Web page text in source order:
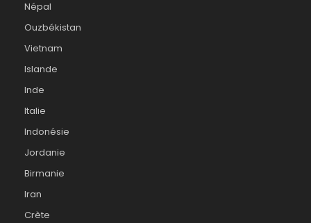
Népal
Ouzbékistan
Vietnam
Islande
Inde
Italie
Indonésie
Jordanie
Birmanie
Iran
Crète